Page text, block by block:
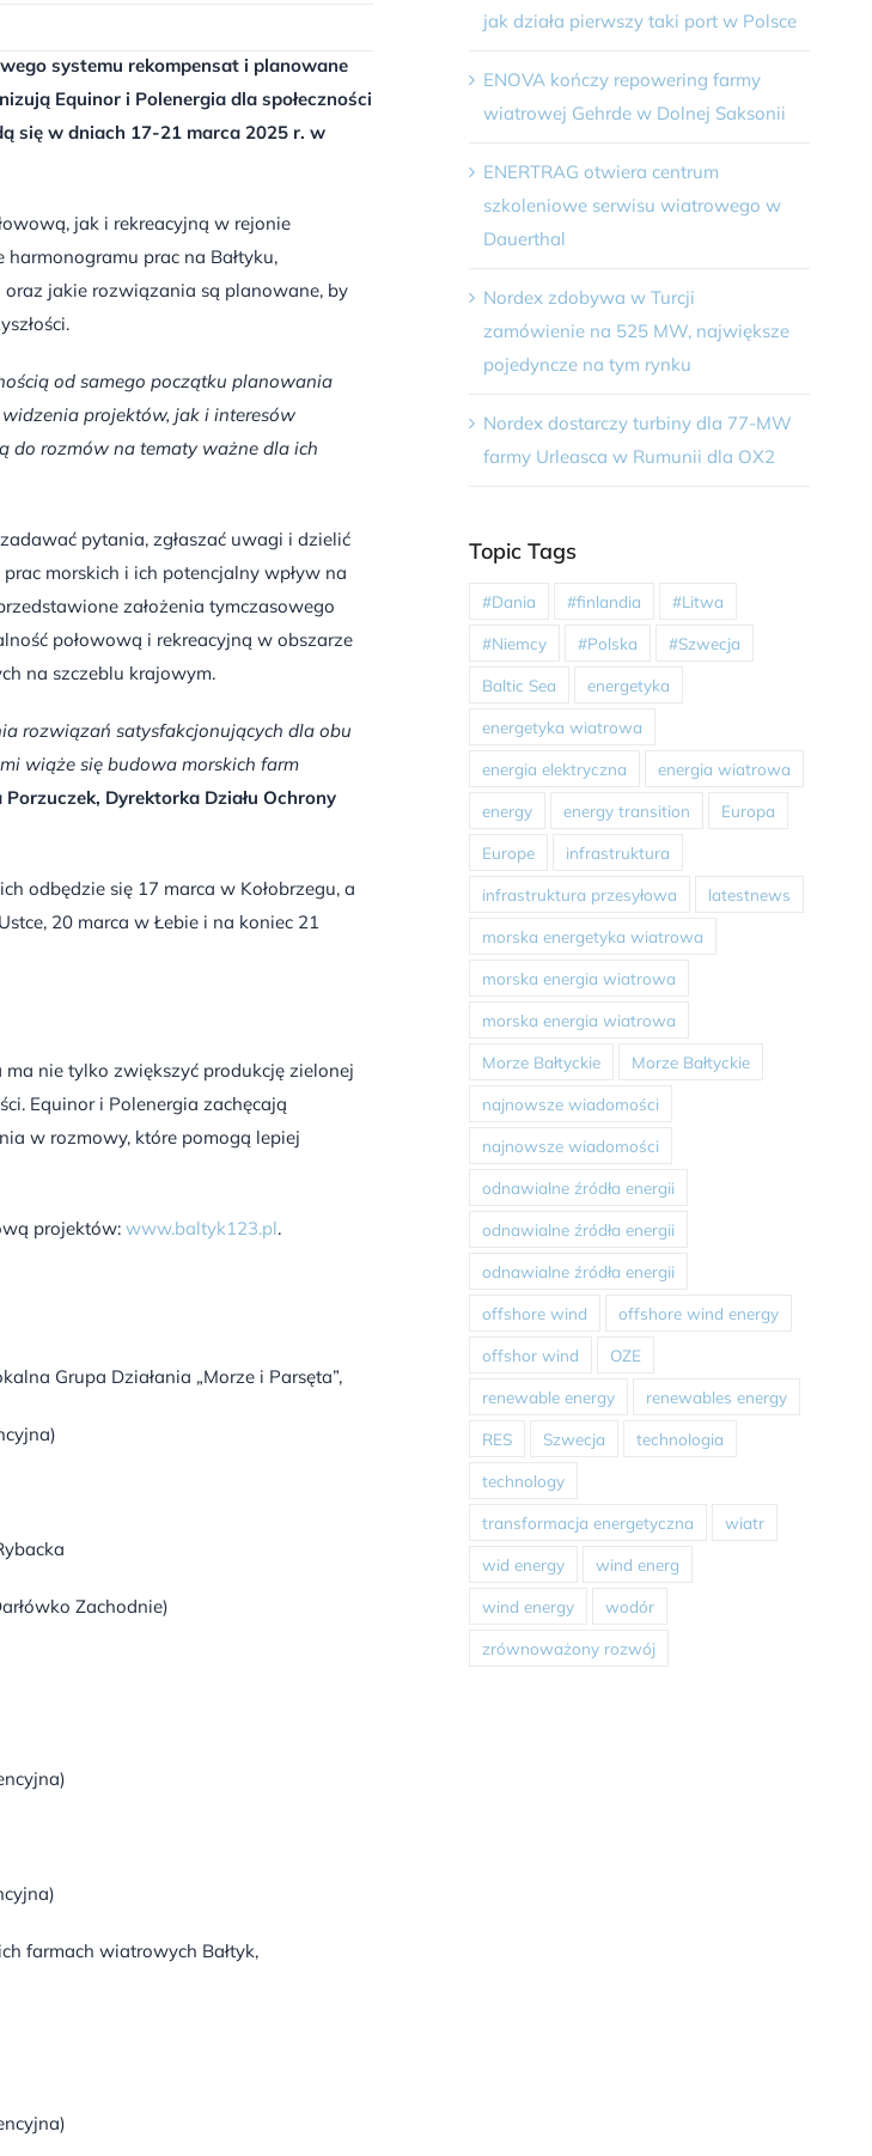
systemu rekompensat i planowane
Equinor i Polenergia dla społeczności
się w dniach 17-21 marca 2025 r. w
jak i rekreacyjną w rejonie
harmonogramu prac na Bałtyku,
jakie rozwiązania są planowane, by
od samego początku planowania
projektów, jak i interesów
do rozmów na tematy ważne dla ich
pytania, zgłaszać uwagi i dzielić
morskich i ich potencjalny wpływ na
założenia tymczasowego
połowową i rekreacyjną w obszarze
na szczeblu krajowym.
rozwiązań satysfakcjonujących dla obu
wiąże się budowa morskich farm
Porzuczek, Dyrektorka Działu Ochrony
odbędzie się 17 marca w Kołobrzegu, a
20 marca w Łebie i na koniec 21
nie tylko zwiększyć produkcję zielonej
Equinor i Polenergia zachęcają
w rozmowy, które pomogą lepiej
projektów: www.baltyk123.pl.
Grupa Działania „Morze i Parsęta”,
Zachodnie)
farmach wiatrowych Bałtyk,
jak działa pierwszy taki port w Polsce
ENOVA kończy repowering farmy
wiatrowej Gehrde w Dolnej Saksonii
ENERTRAG otwiera centrum
szkoleniowe serwisu wiatrowego w
Dauerthal
Nordex zdobywa w Turcji
zamówienie na 525 MW, największe
pojedyncze na tym rynku
Nordex dostarczy turbiny dla 77-MW
farmy Urleasca w Rumunii dla OX2
Topic Tags
#Dania #finlandia #Litwa
#Niemcy #Polska #Szwecja
Baltic Sea energetyka
energetyka wiatrowa
energia elektryczna energia wiatrowa
energy energy transition Europa
Europe infrastruktura
infrastruktura przesyłowa latestnews
morska energetyka wiatrowa
morska energia wiatrowa
morska energia wiatrowa
Morze Bałtyckie Morze Bałtyckie
najnowsze wiadomości
najnowsze wiadomości
odnawialne źródła energii
odnawialne źródła energii
odnawialne źródła energii
offshore wind offshore wind energy
offshor wind OZE
renewable energy renewables energy
RES Szwecja technologia
technology
transformacja energetyczna wiatr
wid energy wind energ
wind energy wodór
zrównoważony rozwój